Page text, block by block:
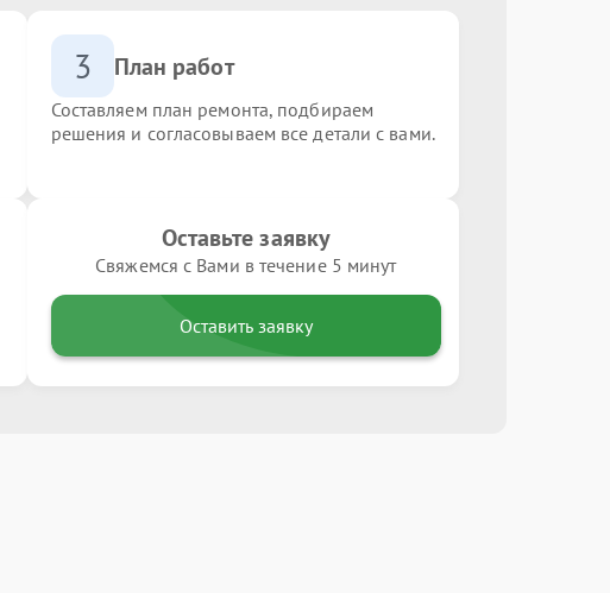
3 План работ
Составляем план ремонта, подбираем
решения и согласовываем все детали с вами.
Оставьте заявку
Свяжемся с Вами в течение 5 минут
Оставить заявку